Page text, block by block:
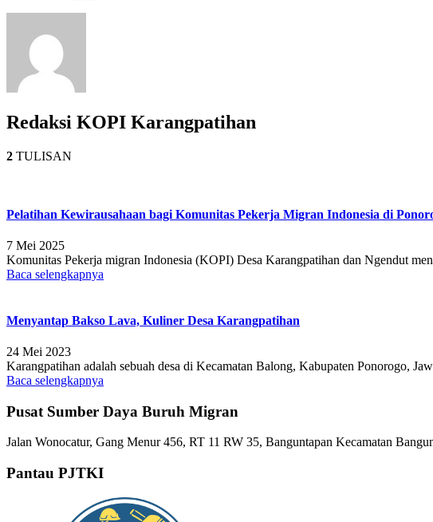
Redaksi KOPI Karangpatihan
2 TULISAN
Pelatihan Kewirausahaan bagi Komunitas Pekerja Migran Indonesia di
7 Mei 2025
Komunitas Pekerja migran Indonesia (KOPI) Desa Karangpatihan dan Ngendut
Baca selengkapnya
Menyantap Bakso Lava, Kuliner Desa Karangpatihan
24 Mei 2023
Karangpatihan adalah sebuah desa di Kecamatan Balong, Kabupaten Ponorogo,
Baca selengkapnya
Pusat Sumber Daya Buruh Migran
Jalan Wonocatur, Gang Menur 456, RT 11 RW 35, Banguntapan Kecamatan
Pantau PJTKI